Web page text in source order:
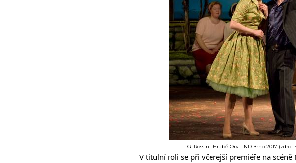
G. Rossini: Hrabě Ory – ND Brno 2017 (zdroj
V titulní roli se při včerejší premiéře na